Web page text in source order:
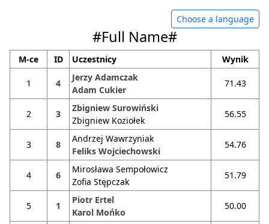
Choose a language
#Full Name#
M-ce ID Uczestnicy Wynik
1 4
Jerzy Adamczak
Adam Cukier
71.43
2 3
Zbigniew Surowiński
Zbigniew Koziołek
56.55
3 8
Andrzej Wawrzyniak
Feliks Wojciechowski
54.76
4 6
Mirosława Sempołowicz
Zofia Stępczak
51.79
5 1
Piotr Ertel
Karol Mońko
50.00